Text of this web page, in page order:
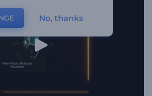
No, thanks